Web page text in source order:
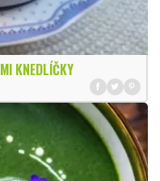
KNEDLÍČKY